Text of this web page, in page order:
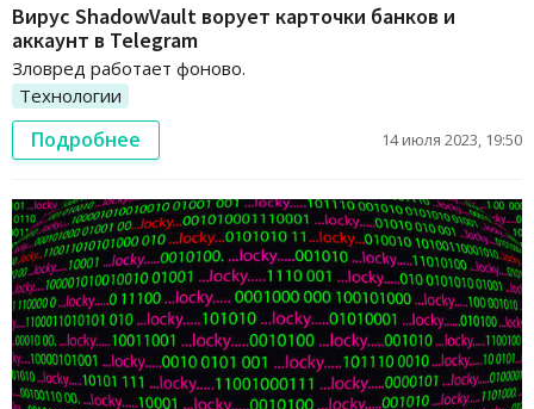
Вирус ShadowVault ворует карточки банков и
аккаунт в Telegram
Зловред работает фоново.
Технологии
Подробнее 14 июля 2023, 19:50